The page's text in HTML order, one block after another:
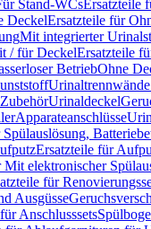
Stand-WCsErsatzteile
DeckelErsatzteile für
Mit integrierter
/ für DeckelErsatzteile
BetriebOhne
Urinaldeckel
Apparateanschlüsse
Ersatzteile für
Mit elektronischer
für
Ausgüsse
Anschlusssets